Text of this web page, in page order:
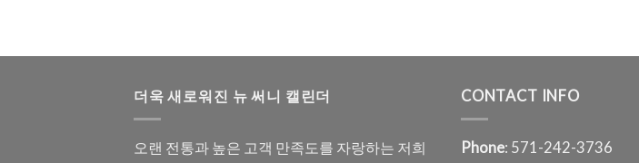
더욱 새로워진 뉴 써니 캘린더
오랜 전통과 높은 고객 만족도를 자랑하는 저희
CONTACT INFO
Phone: 571-242-3736